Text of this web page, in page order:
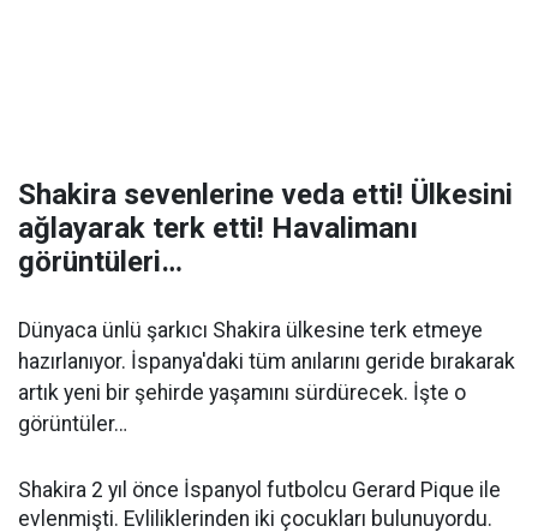
Shakira sevenlerine veda etti! Ülkesini
ağlayarak terk etti! Havalimanı
görüntüleri…
Dünyaca ünlü şarkıcı Shakira ülkesine terk etmeye
hazırlanıyor. İspanya'daki tüm anılarını geride bırakarak
artık yeni bir şehirde yaşamını sürdürecek. İşte o
görüntüler…
Shakira 2 yıl önce İspanyol futbolcu Gerard Pique ile
evlenmişti. Evliliklerinden iki çocukları bulunuyordu.